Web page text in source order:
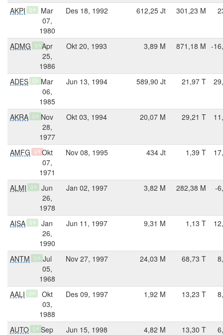
AKPI Q4
Mar
07,
1980
Des 18, 1992 612,25 Jt 301,23 M
ADMG Q4Apr
25,
1986
Okt 20, 1993 3,89 M 871,18 M -
ADES Q3
Mar
06,
1985
Jun 13, 1994 589,90 Jt 21,97 T
AKRA Q4 Nov
28,
1977
Okt 03, 1994 20,07 M 29,21 T
AMFG Q4 Okt
07,
1971
Nov 08, 1995 434 Jt 1,39 T
ALMI Q4
Jun
26,
1978
Jan 02, 1997 3,82 M 282,38 M -
AISA Q4
Jan
26,
1990
Jun 11, 1997 9,31 M 1,13 T
ANTM Q4 Jul
05,
1968
Nov 27, 1997 24,03 M 68,73 T
AALI Q4
Okt
03,
1988
Des 09, 1997 1,92 M 13,23 T
AUTO Q4 Sep
Jun 15, 1998 4,82 M 13,30 T